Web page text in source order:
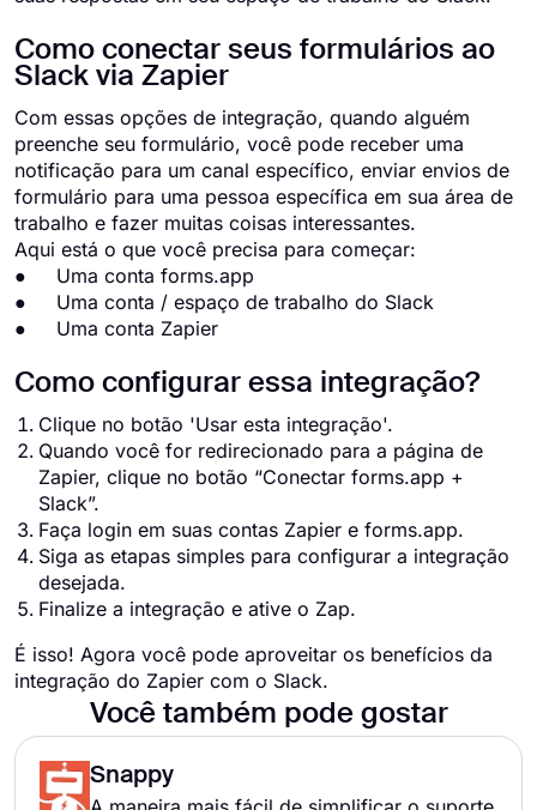
Como conectar seus formulários ao
Slack via Zapier
Com essas opções de integração, quando alguém
preenche seu formulário, você pode receber uma
notificação para um canal específico, enviar envios de
formulário para uma pessoa específica em sua área de
trabalho e fazer muitas coisas interessantes.
Aqui está o que você precisa para começar:
● Uma conta forms.app
● Uma conta / espaço de trabalho do Slack
● Uma conta Zapier
Como configurar essa integração?
Clique no botão 'Usar esta integração'.
Quando você for redirecionado para a página de
Zapier, clique no botão “Conectar forms.app +
Slack”.
Faça login em suas contas Zapier e forms.app.
Siga as etapas simples para configurar a integração
desejada.
Finalize a integração e ative o Zap.
É isso! Agora você pode aproveitar os benefícios da
integração do Zapier com o Slack.
Você também pode gostar
Snappy